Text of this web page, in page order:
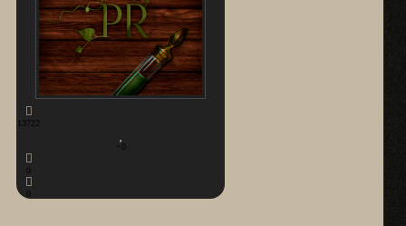
13722
+0